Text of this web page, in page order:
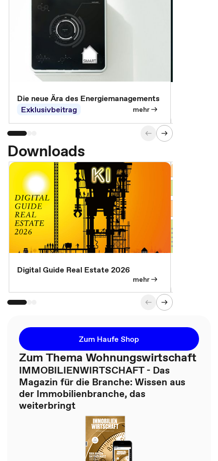
Die neue Ära des Energiemanagements
Exklusivbeitrag
mehr
Downloads
Digital Guide Real Estate 2026
mehr
Zum Haufe Shop
Zum Thema Wohnungswirtschaft
IMMOBILIENWIRTSCHAFT - Das
Magazin für die Branche: Wissen aus
der Immobilienbranche, das
weiterbringt